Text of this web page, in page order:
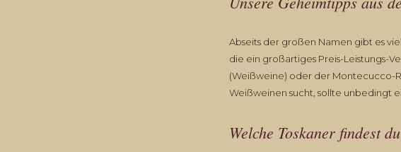
Abseits der großen Namen gibt es
die ein großartiges Preis-Leistungs-
(Weißweine) oder der Montecucco-
Weißweinen sucht, sollte unbedingt
Welche Toskaner findest